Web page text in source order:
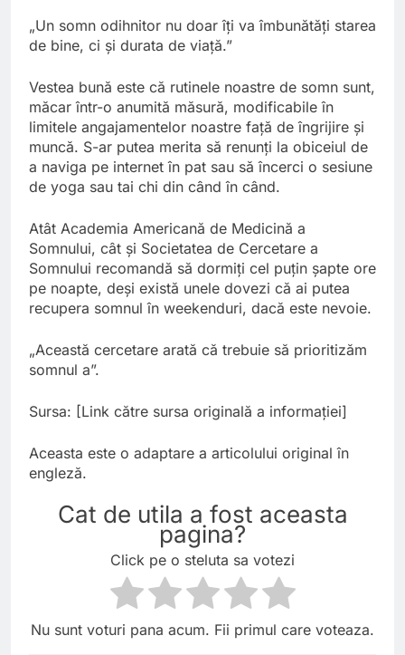
„Un somn odihnitor nu doar îți va îmbunătăți starea
de bine, ci și durata de viață.”
Vestea bună este că rutinele noastre de somn sunt,
măcar într-o anumită măsură, modificabile în
limitele angajamentelor noastre față de îngrijire și
muncă. S-ar putea merita să renunți la obiceiul de
a naviga pe internet în pat sau să încerci o sesiune
de yoga sau tai chi din când în când.
Atât Academia Americană de Medicină a
Somnului, cât și Societatea de Cercetare a
Somnului recomandă să dormiți cel puțin șapte ore
pe noapte, deși există unele dovezi că ai putea
recupera somnul în weekenduri, dacă este nevoie.
„Această cercetare arată că trebuie să prioritizăm
somnul a”.
Sursa: [Link către sursa originală a informației]
Aceasta este o adaptare a articolului original în
engleză.
Cat de utila a fost aceasta
pagina?
Click pe o steluta sa votezi
Nu sunt voturi pana acum. Fii primul care voteaza.